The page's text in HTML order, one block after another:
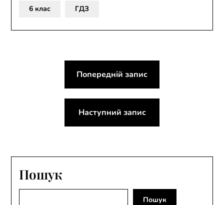
6 клас ГДЗ
Навігація
Попередній запис
Наступний запис
Пошук
Пошук